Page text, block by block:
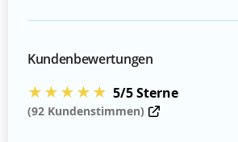
Kundenbewertungen
★★★★★ 5/5 Sterne
(92 Kundenstimmen)